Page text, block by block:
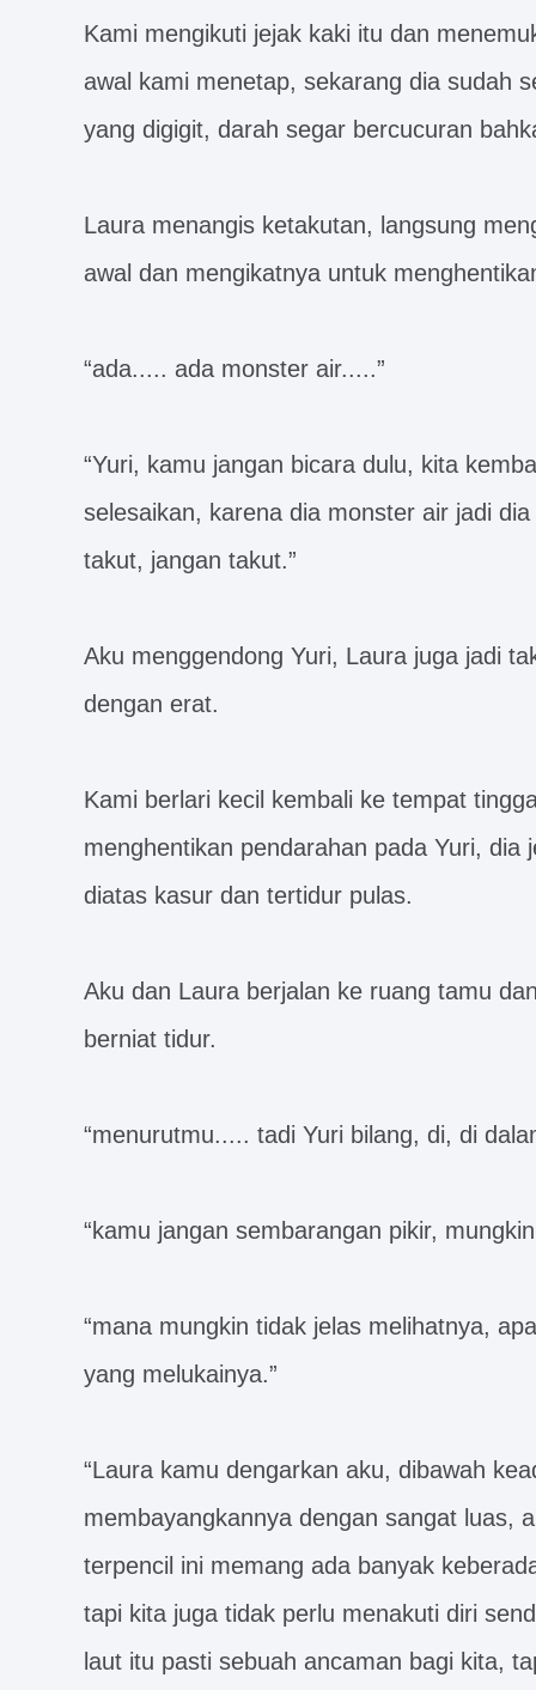
Kami mengikuti jejak kaki itu dan
awal kami menetap, sekarang dia sudah
yang digigit, darah segar bercucuran
Laura menangis ketakutan, langsung
awal dan mengikatnya untuk
“ada..... ada monster air.....”
“Yuri, kamu jangan bicara dulu, kita
selesaikan, karena dia monster air jadi
takut, jangan takut.”
Aku menggendong Yuri, Laura juga jadi
dengan erat.
Kami berlari kecil kembali ke tempat
menghentikan pendarahan pada Yuri, dia
diatas kasur dan tertidur pulas.
Aku dan Laura berjalan ke ruang tamu
berniat tidur.
“menurutmu..... tadi Yuri bilang, di, di
“kamu jangan sembarangan pikir,
“mana mungkin tidak jelas melihatnya,
yang melukainya.”
“Laura kamu dengarkan aku, dibawah
membayangkannya dengan sangat luas,
terpencil ini memang ada banyak
tapi kita juga tidak perlu menakuti diri
laut itu pasti sebuah ancaman bagi kita,